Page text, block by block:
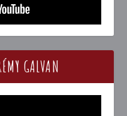
GALVAN